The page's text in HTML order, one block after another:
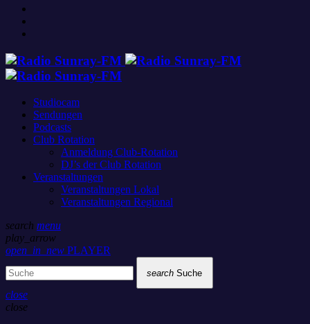
Studiocam
Sendungen
Podcasts
Club Rotation
Anmeldung Club-Rotation
DJ’s der Club Rotation
Veranstaltungen
Veranstaltungen Lokal
Veranstaltungen Regional
search menu
play_arrow
open_in_new PLAYER
search Suche
close
close